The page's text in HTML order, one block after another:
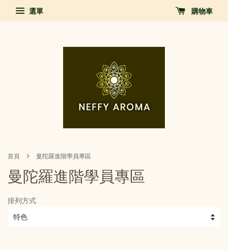
選單 購物車
首頁 › 曼陀羅進階學員專區
曼陀羅進階學員專區
排列方式